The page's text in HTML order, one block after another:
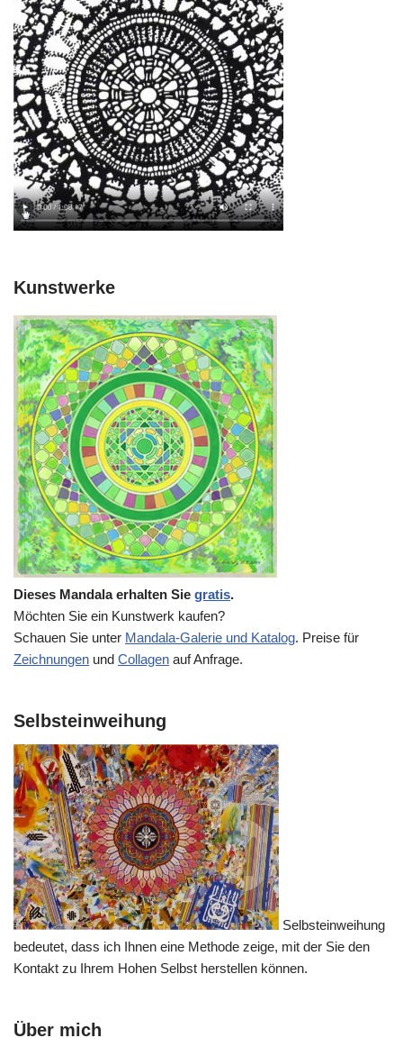
Kunstwerke
Dieses Mandala erhalten Sie gratis.
Möchten Sie ein Kunstwerk kaufen?
Schauen Sie unter Mandala-Galerie und Katalog. Preise für
Zeichnungen und Collagen auf Anfrage.
Selbsteinweihung
Selbsteinweihung
bedeutet, dass ich Ihnen eine Methode zeige, mit der Sie den
Kontakt zu Ihrem Hohen Selbst herstellen können.
Über mich